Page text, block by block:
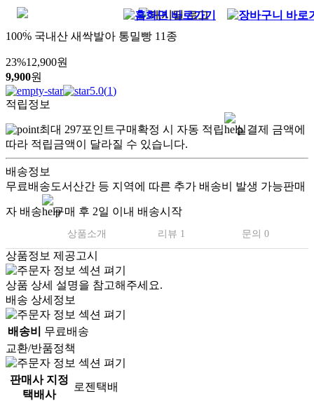
100% 국내산 새싹발아 통밀빵 11종
23%12,900원
9,900원
5.0(1)
적립정보
최대 297포인트구매확정 시 자동 적립
실결제 금액에
따라 적립금액이 달라질 수 있습니다.
배송정보
무료배송도서산간 등 지역에 따른 추가 배송비 발생 가능판매
자 배송 구매 후 2일 이내 배송시작
상품소개 리뷰 1 문의 0
100% 국내산 통밀로 발아시켜
맏는 정성 건강한 수제빵
당일 생산하여 배송되는
다양한 구성 통밀빵 11종♥
상품정보 제공고시
상품 상세 설명을 참고해주세요.
배송 상세정보
배송비
무료배송
교환/반품정책
판매사 지정
택배사
로젠택배